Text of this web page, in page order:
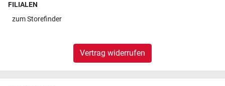
FILIALEN
zumStorefinder
Vertrag widerrufen